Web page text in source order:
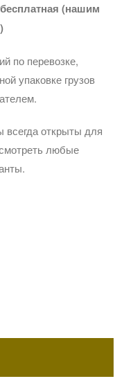
бесплатная (нашим
по перевозке,
упаковке грузов
открыты для
любые